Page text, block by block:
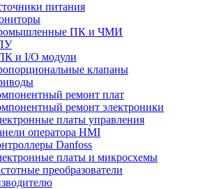
питания
ПК и ЧМИ
и I/O модули
клапаны
ремонт плат
ремонт электроники
платы управления
оператора HMI
Danfoss
платы и микросхемы
преобразователи